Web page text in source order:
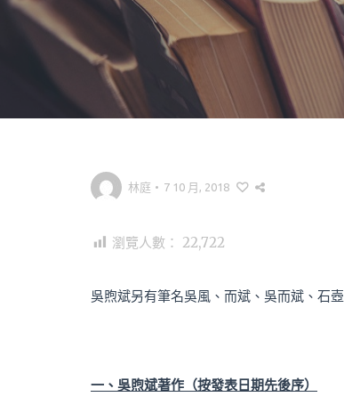
林庭 • 7 10 月, 2018
瀏覽人數： 22,722
吳煦斌另有筆名吳風、而斌、吳而斌、石壺
一、吳煦斌著作（按發表日期先後序）